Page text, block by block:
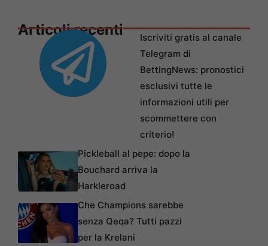
Articoli recenti
Iscriviti gratis al canale
Telegram di
BettingNews: pronostici
esclusivi tutte le
informazioni utili per
scommettere con
criterio!
Pickleball al pepe: dopo la
Bouchard arriva la
Harkleroad
Che Champions sarebbe
senza Qeqa? Tutti pazzi
per la Krelani